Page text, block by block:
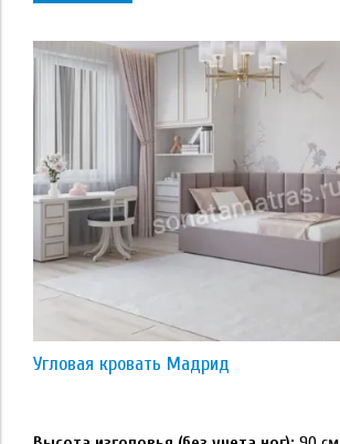
Размер
90*200
120*200
90х200
120х200
Применить
Угловая кровать Мадрид